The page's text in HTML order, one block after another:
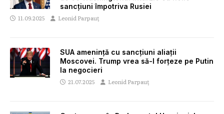
sancțiuni împotriva Rusiei
11.09.2025 Leonid Parpauț
SUA amenință cu sancțiuni aliații
Moscovei. Trump vrea să-l forțeze pe Putin
la negocieri
21.07.2025 Leonid Parpauț